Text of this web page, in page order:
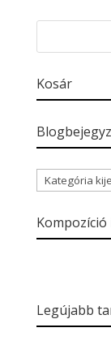
Kosár
kategóriái
Legújabb